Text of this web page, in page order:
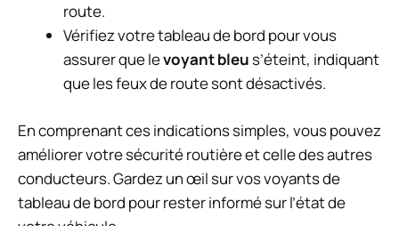
route.
Vérifiez votre tableau de bord pour vous
assurer que levoyant bleus’éteint, indiquant
que les feux de route sont désactivés.
En comprenant ces indications simples, vous pouvez
améliorer votre sécurité routière et celle des autres
conducteurs. Gardez un œil sur vos voyants de
tableau de bord pour rester informé sur l’état de